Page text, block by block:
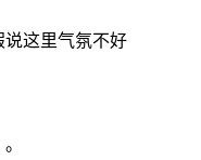
这里气氛不好